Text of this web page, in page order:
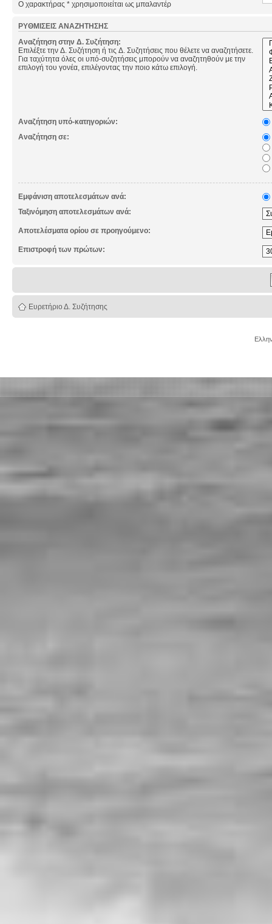
Ο χαρακτήρας * χρησιμοποιείται ως μπαλαντέρ
ΡΥΘΜΊΣΕΙΣ ΑΝΑΖΉΤΗΣΗΣ
Αναζήτηση στην Δ. Συζήτηση:
Επιλέξτε την Δ. Συζήτηση ή τις Δ. Συζητήσεις που θέλετε να αναζητήσετε.
Για ταχύτητα όλες οι υπό-συζητήσεις μπορούν να αναζητηθούν με την
επιλογή του γονέα, επιλέγοντας την ποιο κάτω επιλογή.
Αναζήτηση υπό-κατηγοριών:
Αναζήτηση σε:
Εμφάνιση αποτελεσμάτων ανά:
Ταξινόμηση αποτελεσμάτων ανά:
Αποτελέσματα ορίου σε προηγούμενο:
Επιστροφή των πρώτων:
Ευρετήριο Δ. Συζήτησης